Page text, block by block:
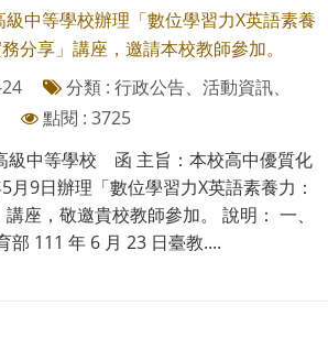
中等學校辦理「數位學習力X英語素養
分享」講座，邀請本校教師參加。
分類 : 行政公告、活動資訊、
點閱 : 3725
級中等學校 函 主旨：本校高中優質化
月9日辦理「數位學習力X英語素養力：
座，敬邀貴校教師參加。 說明： 一、
部 111 年 6 月 23 日臺教....